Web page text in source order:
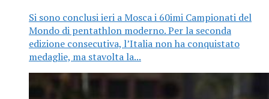
Si sono conclusi ieri a Mosca i 60imi Campionati del
Mondo di pentathlon moderno. Per la seconda
edizione consecutiva, l’Italia non ha conquistato
medaglie, ma stavolta la...